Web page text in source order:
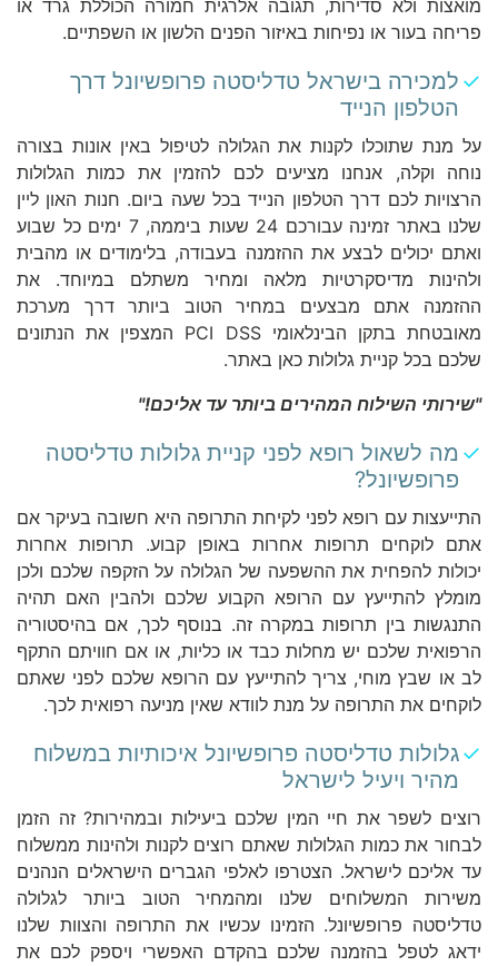
מואצות ולא סדירות, תגובה אלרגית חמורה הכוללת גרד או
פריחה בעור או נפיחות באיזור הפנים הלשון או השפתיים.
למכירה בישראל טדליסטה פרופשיונל דרך
הטלפון הנייד
על מנת שתוכלו לקנות את הגלולה לטיפול באין אונות בצורה
נוחה וקלה, אנחנו מציעים לכם להזמין את כמות הגלולות
הרצויות לכם דרך הטלפון הנייד בכל שעה ביום. חנות האון ליין
שלנו באתר זמינה עבורכם 24 שעות ביממה, 7 ימים כל שבוע
ואתם יכולים לבצע את ההזמנה בעבודה, בלימודים או מהבית
ולהינות מדיסקרטיות מלאה ומחיר משתלם במיוחד. את
ההזמנה אתם מבצעים במחיר הטוב ביותר דרך מערכת
מאובטחת בתקן הבינלאומי PCI DSS המצפין את הנתונים
שלכם בכל קניית גלולות כאן באתר.
"שירותי השילוח המהירים ביותר עד אליכם!"
מה לשאול רופא לפני קניית גלולות טדליסטה
פרופשיונל?
התייעצות עם רופא לפני לקיחת התרופה היא חשובה בעיקר אם
אתם לוקחים תרופות אחרות באופן קבוע. תרופות אחרות
יכולות להפחית את ההשפעה של הגלולה על הזקפה שלכם ולכן
מומלץ להתייעץ עם הרופא הקבוע שלכם ולהבין האם תהיה
התנגשות בין תרופות במקרה זה. בנוסף לכך, אם בהיסטוריה
הרפואית שלכם יש מחלות כבד או כליות, או אם חוויתם התקף
לב או שבץ מוחי, צריך להתייעץ עם הרופא שלכם לפני שאתם
לוקחים את התרופה על מנת לוודא שאין מניעה רפואית לכך.
גלולות טדליסטה פרופשיונל איכותיות במשלוח
מהיר ויעיל לישראל
רוצים לשפר את חיי המין שלכם ביעילות ובמהירות? זה הזמן
לבחור את כמות הגלולות שאתם רוצים לקנות ולהינות ממשלוח
עד אליכם לישראל. הצטרפו לאלפי הגברים הישראלים הנהנים
משירות המשלוחים שלנו ומהמחיר הטוב ביותר לגלולה
טדליסטה פרופשיונל. הזמינו עכשיו את התרופה והצוות שלנו
ידאג לטפל בהזמנה שלכם בהקדם האפשרי ויספק לכם את